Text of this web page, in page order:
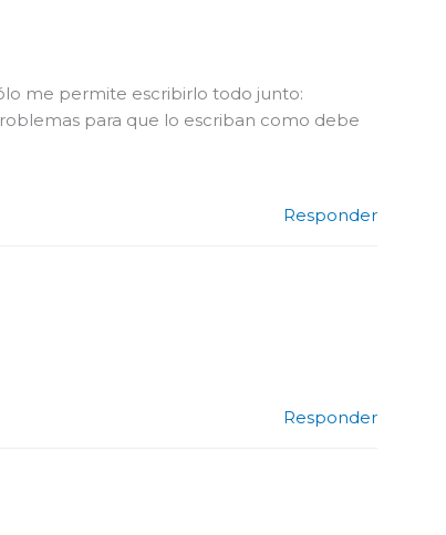
me permite escribirlo todo junto:
para que lo escriban como debe
Responder
Responder